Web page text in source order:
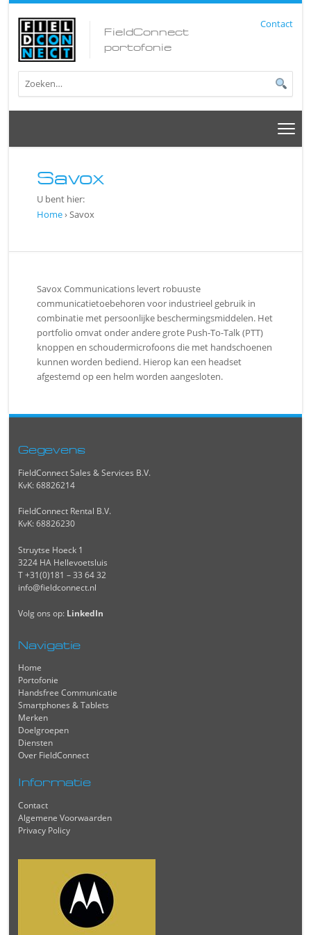
FieldConnect
portofonie
Contact
Savox
U bent hier:
Home› Savox
Savox Communications levert robuuste
communicatietoebehoren voor industrieel gebruik in
combinatie met persoonlijke beschermingsmiddelen. Het
portfolio omvat onder andere grote Push-To-Talk (PTT)
knoppen en schoudermicrofoons die met handschoenen
kunnen worden bediend. Hierop kan een headset
afgestemd op een helm worden aangesloten.
Gegevens
FieldConnect Sales & Services B.V.
KvK: 68826214
FieldConnect Rental B.V.
KvK: 68826230
Struytse Hoeck 1
3224 HA Hellevoetsluis
T +31(0)181 – 33 64 32
info@fieldconnect.nl
Volg ons op: LinkedIn
Navigatie
Home
Portofonie
Handsfree Communicatie
Smartphones & Tablets
Merken
Doelgroepen
Diensten
Over FieldConnect
Informatie
Contact
Algemene Voorwaarden
Privacy Policy